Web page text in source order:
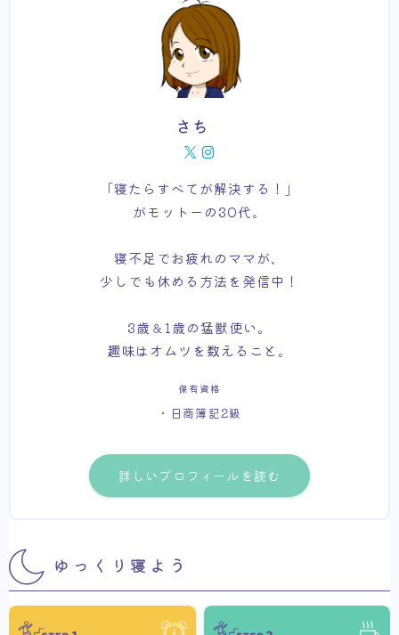
さち
「寝たらすべてが解決する！」
がモットーの30代。
寝不足でお疲れのママが、
少しでも休める方法を発信中！
3歳＆1歳の猛獣使い。
趣味はオムツを数えること。
保有資格
・日商簿記2級
詳しいプロフィールを読む
ゆっくり寝よう